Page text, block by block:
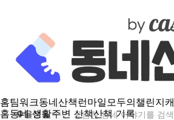
홈팀워크동네산책런마일모두의챌린지
홈동네 생활주변 산책산책 기록
율전동